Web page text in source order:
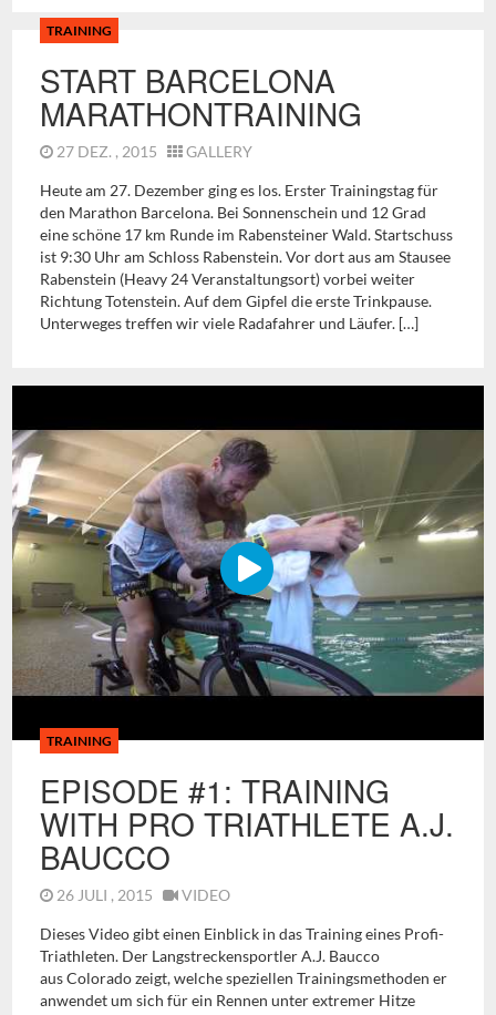
TRAINING
START BARCELONA
MARATHONTRAINING
27 DEZ. , 2015 GALLERY
Heute am 27. Dezember ging es los. Erster Trainingstag für
den Marathon Barcelona. Bei Sonnenschein und 12 Grad
eine schöne 17 km Runde im Rabensteiner Wald. Startschuss
ist 9:30 Uhr am Schloss Rabenstein. Vor dort aus am Stausee
Rabenstein (Heavy 24 Veranstaltungsort) vorbei weiter
Richtung Totenstein. Auf dem Gipfel die erste Trinkpause.
Unterweges treffen wir viele Radafahrer und Läufer. […]
TRAINING
EPISODE #1: TRAINING
WITH PRO TRIATHLETE A.J.
BAUCCO
26 JULI , 2015 VIDEO
Dieses Video gibt einen Einblick in das Training eines Profi-
Triathleten. Der Langstreckensportler A.J. Baucco
aus Colorado zeigt, welche speziellen Trainingsmethoden er
anwendet um sich für ein Rennen unter extremer Hitze